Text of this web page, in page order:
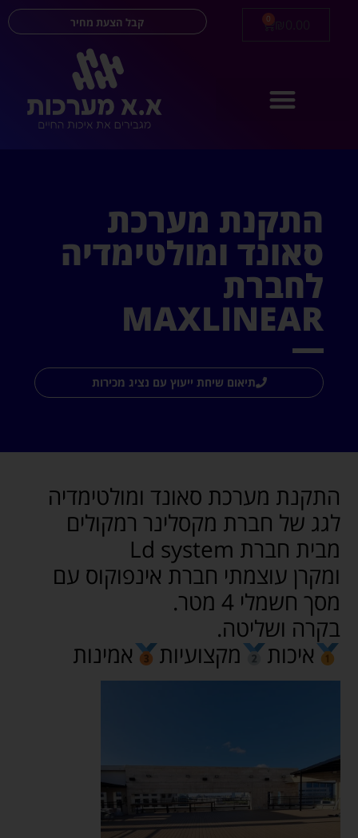
קבל הצעת מחיר 0
התקנת מערכת
סאונד ומולטימדיה
לחברת
MAXLINEAR
תיאום שיחת ייעוץ עם נציג מכירות
התקנת מערכת סאונד ומולטימדיה
לגג של חברת מקסלינר רמקולים
מבית חברת Ld system
ומקרן עוצמתי חברת אינפוקוס עם
מסך חשמלי 4 מטר.
בקרה ושליטה.
איכות
מקצועיות אמינות